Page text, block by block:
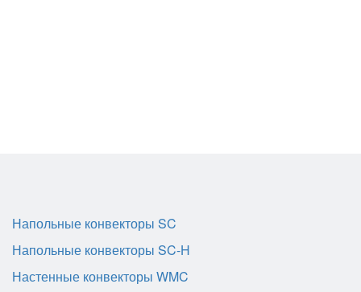
Напольные конвекторы SC
Напольные конвекторы SC-H
Настенные конвекторы WMC